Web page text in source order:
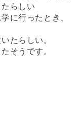
らしい
に行ったとき、
たらしい。
そうです。